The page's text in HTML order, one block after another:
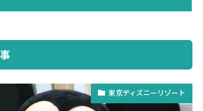
東京ディズニーリゾート